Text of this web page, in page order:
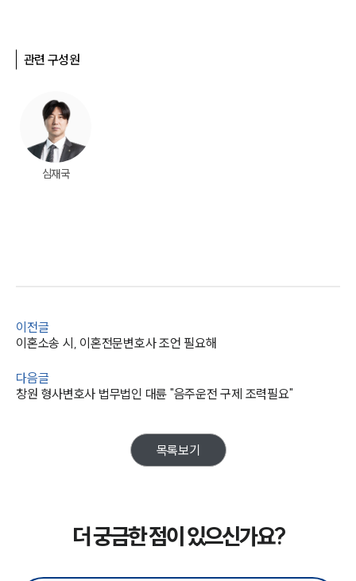
관련 구성원
심재국
이전글
이혼소송 시, 이혼전문변호사 조언 필요해
다음글
창원 형사변호사 법무법인 대륜 "음주운전 구제 조력필요"
목록보기
더 궁금한 점이 있으신가요?